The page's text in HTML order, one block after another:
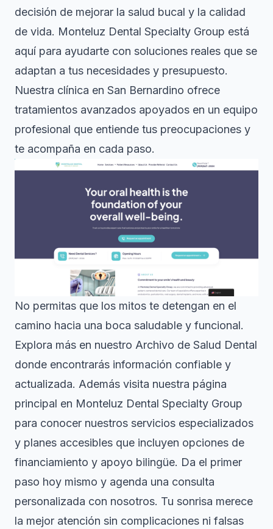
decisión de mejorar la salud bucal y la calidad
de vida. Monteluz Dental Specialty Group está
aquí para ayudarte con soluciones reales que se
adaptan a tus necesidades y presupuesto.
Nuestra clínica en San Bernardino ofrece
tratamientos avanzados apoyados en un equipo
profesional que entiende tus preocupaciones y
te acompaña en cada paso.
No permitas que los mitos te detengan en el
camino hacia una boca saludable y funcional.
Explora más en nuestro Archivo de Salud Dental
donde encontrarás información confiable y
actualizada. Además visita nuestra página
principal en Monteluz Dental Specialty Group
para conocer nuestros servicios especializados
y planes accesibles que incluyen opciones de
financiamiento y apoyo bilingüe. Da el primer
paso hoy mismo y agenda una consulta
personalizada con nosotros. Tu sonrisa merece
la mejor atención sin complicaciones ni falsas